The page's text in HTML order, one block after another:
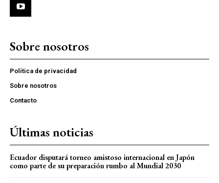
Sobre nosotros
Política de privacidad
Sobre nosotros
Contacto
Últimas noticias
Ecuador disputará torneo amistoso internacional en Japón
como parte de su preparación rumbo al Mundial 2030